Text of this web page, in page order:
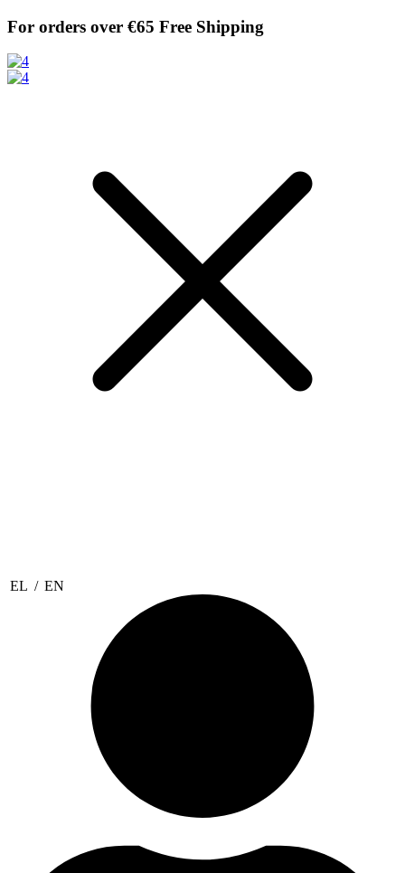
Skip
content
For orders over €65 Free Shipping
EL / EN